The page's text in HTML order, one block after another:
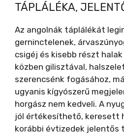
y
V
i
d
TÁPLÁLÉKA,
Az angolnák táplálékát
gerninctelenek,
csigéj és kisebb részt
közben gilisztával,
szerencsénk fogásához,
ugyanis kígyószerű
horgász nem kedveli. A
jól értékesíthető, keresett
korábbi évtizedek jelentős